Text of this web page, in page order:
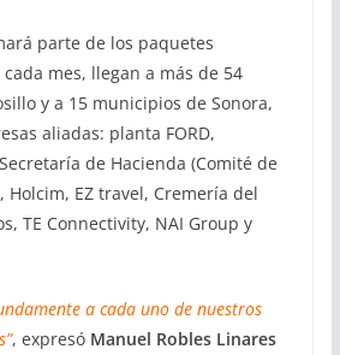
parte de los paquetes
mes, llegan a más de 54
y a 15 municipios de Sonora,
aliadas: planta FORD,
de Hacienda (Comité de
Holcim, EZ travel, Cremería del
TE Connectivity, NAI Group y
a cada uno de nuestros
, expresó Manuel Robles Linares